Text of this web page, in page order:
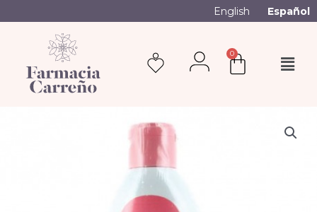
English Español
0